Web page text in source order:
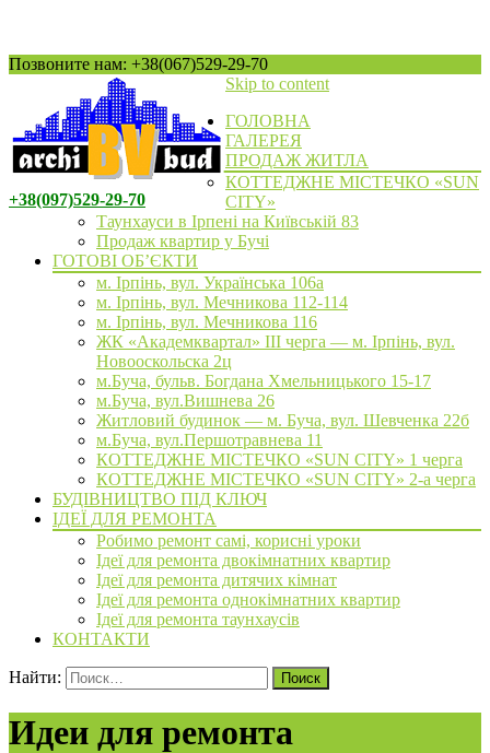
Позвоните нам: +38(067)529-29-70
+38(097)529-29-70
Skip to content
ГОЛОВНА
ГАЛЕРЕЯ
ПРОДАЖ ЖИТЛА
КОТТЕДЖНЕ МІСТЕЧКО «SUN
CITY»
Таунхауси в Ірпені на Київській 83
Продаж квартир у Бучі
ГОТОВІ ОБ’ЄКТИ
м. Ірпінь, вул. Українська 106а
м. Ірпінь, вул. Мечникова 112-114
м. Ірпінь, вул. Мечникова 116
ЖК «Академквартал» III черга — м. Ірпінь, вул.
Новооскольска 2ц
м.Буча, бульв. Богдана Хмельницького 15-17
м.Буча, вул.Вишнева 26
Житловий будинок — м. Буча, вул. Шевченка 22б
м.Буча, вул.Першотравнева 11
КОТТЕДЖНЕ МІСТЕЧКО «SUN CITY» 1 черга
КОТТЕДЖНЕ МІСТЕЧКО «SUN CITY» 2-а черга
БУДІВНИЦТВО ПІД КЛЮЧ
ІДЕЇ ДЛЯ РЕМОНТА
Робимо ремонт самі, корисні уроки
Ідеї для ремонта двокімнатних квартир
Ідеї для ремонта дитячих кімнат
Ідеї для ремонта однокімнатних квартир
Ідеї для ремонта таунхаусів
КОНТАКТИ
Найти:
Идеи для ремонта